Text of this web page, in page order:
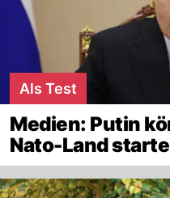
Als Test
Medien: Putin
Nato-Land